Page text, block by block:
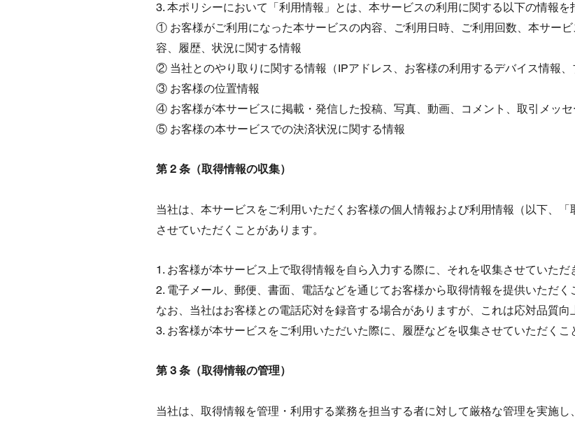
3. 本ポリシーにおいて「利用情報」とは、本サービスの利用に関する以下の情報を
① お客様がご利用になった本サービスの内容、ご利用日時、ご利用回数、本サー
容、履歴、状況に関する情報
② 当社とのやり取りに関する情報（IPアドレス、お客様の利用するデバイス情報、
③ お客様の位置情報
④ お客様が本サービスに掲載・発信した投稿、写真、動画、コメント、取引メッ
⑤ お客様の本サービスでの決済状況に関する情報
第 2 条（取得情報の収集）
当社は、本サービスをご利用いただくお客様の個人情報および利用情報（以下、
させていただくことがあります。
1. お客様が本サービス上で取得情報を自ら入力する際に、それを収集させていただ
2. 電子メール、郵便、書面、電話などを通じてお客様から取得情報を提供いただく
なお、当社はお客様との電話応対を録音する場合がありますが、これは応対品質向
3. お客様が本サービスをご利用いただいた際に、履歴などを収集させていただくこ
第 3 条（取得情報の管理）
当社は、取得情報を管理・利用する業務を担当する者に対して厳格な管理を実施